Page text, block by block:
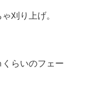
刈り上げ。
らいのフェー